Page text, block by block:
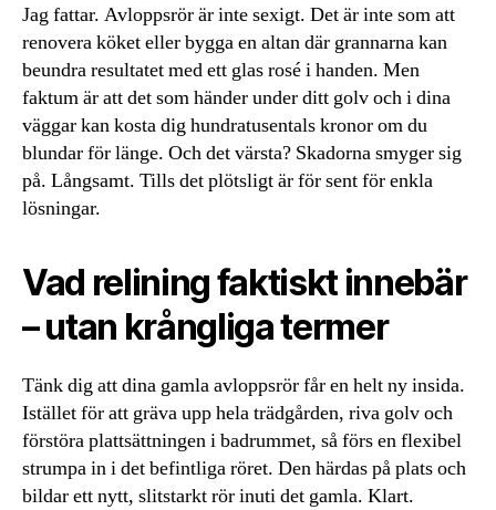
Jag fattar. Avloppsrör är inte sexigt. Det är inte som att
renovera köket eller bygga en altan där grannarna kan
beundra resultatet med ett glas rosé i handen. Men
faktum är att det som händer under ditt golv och i dina
väggar kan kosta dig hundratusentals kronor om du
blundar för länge. Och det värsta? Skadorna smyger sig
på. Långsamt. Tills det plötsligt är för sent för enkla
lösningar.
Vad relining faktiskt innebär
– utan krångliga termer
Tänk dig att dina gamla avloppsrör får en helt ny insida.
Istället för att gräva upp hela trädgården, riva golv och
förstöra plattsättningen i badrummet, så förs en flexibel
strumpa in i det befintliga röret. Den härdas på plats och
bildar ett nytt, slitstarkt rör inuti det gamla. Klart.